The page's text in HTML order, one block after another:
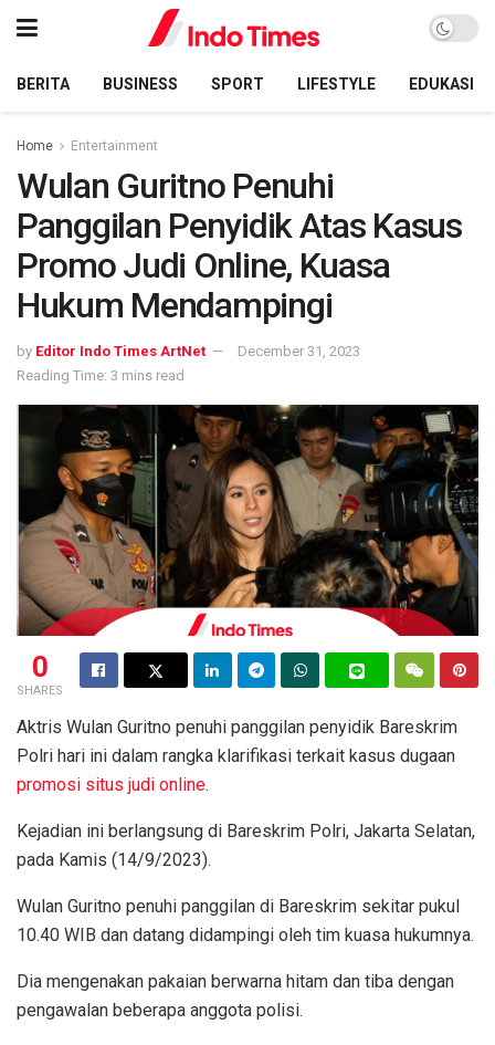
BERITA BUSINESS SPORT LIFESTYLE EDUKASI
Home Entertainment
Wulan Guritno Penuhi
Panggilan Penyidik Atas Kasus
Promo Judi Online, Kuasa
Hukum Mendampingi
by Editor Indo Times ArtNet
December 31, 2023
Reading Time: 3 mins read
0
SHARES
Aktris Wulan Guritno penuhi panggilan penyidik Bareskrim
Polri hari ini dalam rangka klarifikasi terkait kasus dugaan
promosi situs judi online.
Kejadian ini berlangsung di Bareskrim Polri, Jakarta Selatan,
pada Kamis (14/9/2023).
Wulan Guritno penuhi panggilan di Bareskrim sekitar pukul
10.40 WIB dan datang didampingi oleh tim kuasa hukumnya.
Dia mengenakan pakaian berwarna hitam dan tiba dengan
pengawalan beberapa anggota polisi.